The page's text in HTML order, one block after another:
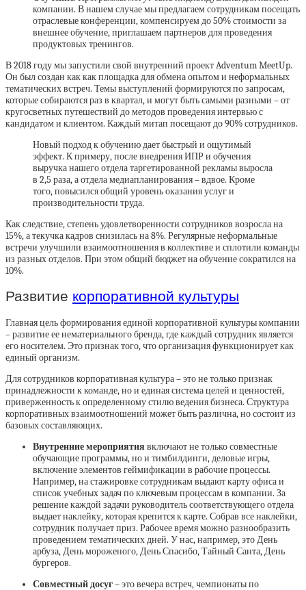
компании. В нашем случае мы предлагаем сотрудникам посещать
отраслевые конференции, компенсируем до 50% стоимости за
внешнее обучение, приглашаем партнеров для проведения
продуктовых тренингов.
В 2018 году мы запустили свой внутренний проект Adventum MeetUp.
Он был создан как как площадка для обмена опытом и неформальных
тематических встреч. Темы выступлений формируются по запросам,
которые собираются раз в квартал, и могут быть самыми разными – от
кругосветных путешествий до методов проведения интервью с
кандидатом и клиентом. Каждый митап посещают до 90% сотрудников.
Новый подход к обучению дает быстрый и ощутимый
эффект. К примеру, после внедрения ИПР и обучения
выручка нашего отдела таргетированной рекламы выросла
в 2,5 раза, а отдела медиапланирования – вдвое. Кроме
того, повысился общий уровень оказания услуг и
производительности труда.
Как следствие, степень удовлетворенности сотрудников возросла на
15%, а текучка кадров снизилась на 8%. Регулярные неформальные
встречи улучшили взаимоотношения в коллективе и сплотили команды
из разных отделов. При этом общий бюджет на обучение сократился на
10%.
Развитие корпоративной культуры
Главная цель формирования единой корпоративной культуры компании
– развитие ее нематериального бренда, где каждый сотрудник является
его носителем. Это признак того, что организация функционирует как
единый организм.
Для сотрудников корпоративная культура – это не только признак
принадлежности к команде, но и единая система целей и ценностей,
приверженность к определенному стилю ведения бизнеса. Структура
корпоративных взаимоотношений может быть различна, но состоит из
базовых составляющих.
Внутренние мероприятия включают не только совместные
обучающие программы, но и тимбилдинги, деловые игры,
включение элементов геймификации в рабочие процессы.
Например, на стажировке сотрудникам выдают карту офиса и
список учебных задач по ключевым процессам в компании. За
решение каждой задачи руководитель соответствующего отдела
выдает наклейку, которая крепится к карте. Собрав все наклейки,
сотрудник получает приз. Рабочее время можно разнообразить
проведением тематических дней. У нас, например, это День
арбуза, День мороженого, День Спасибо, Тайный Санта, День
бургеров.
Совместный досуг– это вечера встреч, чемпионаты по